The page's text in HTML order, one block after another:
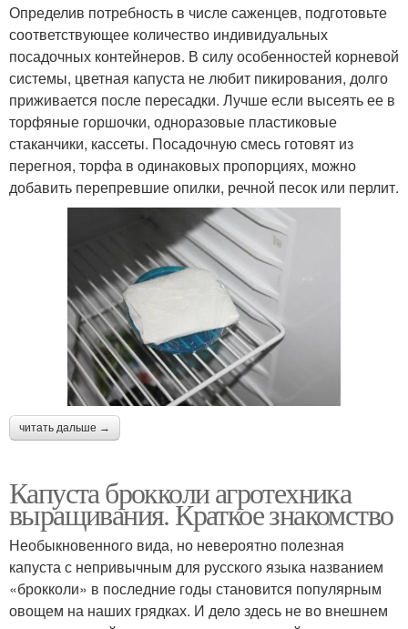
Определив потребность в числе саженцев, подготовьте
соответствующее количество индивидуальных
посадочных контейнеров. В силу особенностей корневой
системы, цветная капуста не любит пикирования, долго
приживается после пересадки. Лучше если высеять ее в
торфяные горшочки, одноразовые пластиковые
стаканчики, кассеты. Посадочную смесь готовят из
перегноя, торфа в одинаковых пропорциях, можно
добавить перепревшие опилки, речной песок или перлит.
читать дальше →
Капуста брокколи агротехника
выращивания. Краткое знакомство
Необыкновенного вида, но невероятно полезная
капуста с непривычным для русского языка названием
«брокколи» в последние годы становится популярным
овощем на наших грядках. И дело здесь не во внешнем